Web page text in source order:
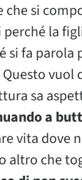
che si
la
si fa
sa
a
vita dove
altro che